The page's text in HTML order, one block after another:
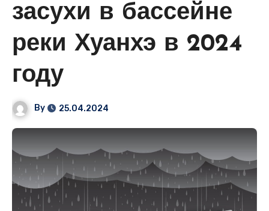
засухи в бассейне
реки Хуанхэ в 2024
году
By 25.04.2024